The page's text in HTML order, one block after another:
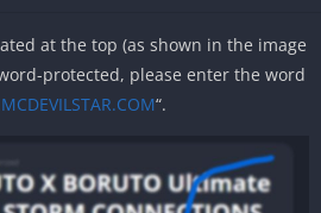
at the top (as shown in the image
protected, please enter the word
“.